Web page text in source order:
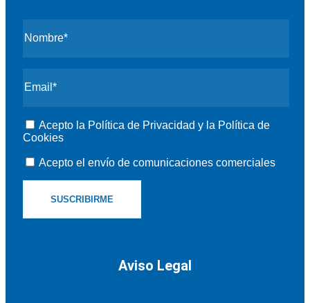
Acepto la Política de Privacidad y la Política de
Cookies
Acepto el envío de comunicaciones comerciales
Aviso Legal